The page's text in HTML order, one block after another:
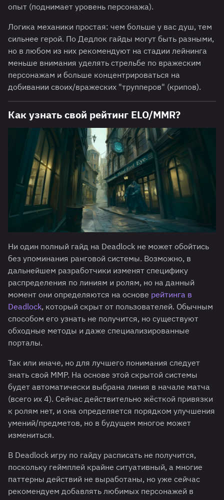
опыт (поднимает уровень персонажа).
Логика механики простая: чем больше у вас душ, тем
сильнее герой. По Дедлок гайды могут быть разными,
но в любом из них рекомендуют на стадии лейнинга
меньше внимания уделять стрельбе по вражеским
персонажам и больше концентрироваться на
добивании своих/вражеских "трупперов" (крипов).
Как узнать свой рейтинг ELO/MMR?
Ни один полный гайд на Deadlock не может обойтись
без упоминания ранговой системы. Возможно, в
дальнейшем разработчики изменят специфику
распределения по линиям и ролям, но на данный
момент они определяются на основе рейтинга в
Deadlock, который скрыт от пользователей. Обычным
способом его узнать не получится, но существуют
обходные методы и даже специализированные
порталы.
Так или иначе, но для лучшего понимания следует
знать свой ММР. На основе этой скрытой системы
будет автоматически выбрана линия в начале матча
(всего их 4). Сейчас действительно жёсткой привязки
к ролям нет, и она определяется порядком улучшения
умений/предметов, но в будущем многое может
измениться.
В Deadlock игру по гайду расписать не получится,
поскольку геймплей крайне ситуативный, а многие
паттерны действий не выработаны, но уже сейчас
рекомендуем добавлять любимых персонажей в